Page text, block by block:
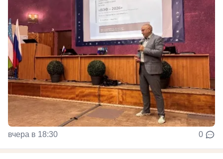
вчера в 18:30 0